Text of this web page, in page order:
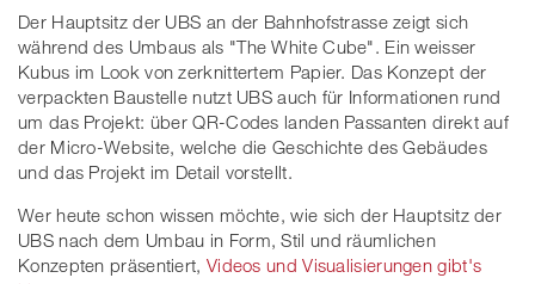
Der Hauptsitz der UBS an der Bahnhofstrasse zeigt sich
während des Umbaus als "The White Cube". Ein weisser
Kubus im Look von zerknittertem Papier. Das Konzept der
verpackten Baustelle nutzt UBS auch für Informationen rund
um das Projekt: über QR-Codes landen Passanten direkt auf
der Micro-Website, welche die Geschichte des Gebäudes
und das Projekt im Detail vorstellt.
Wer heute schon wissen möchte, wie sich der Hauptsitz der
UBS nach dem Umbau in Form, Stil und räumlichen
Konzepten präsentiert, Videos und Visualisierungen gibt's